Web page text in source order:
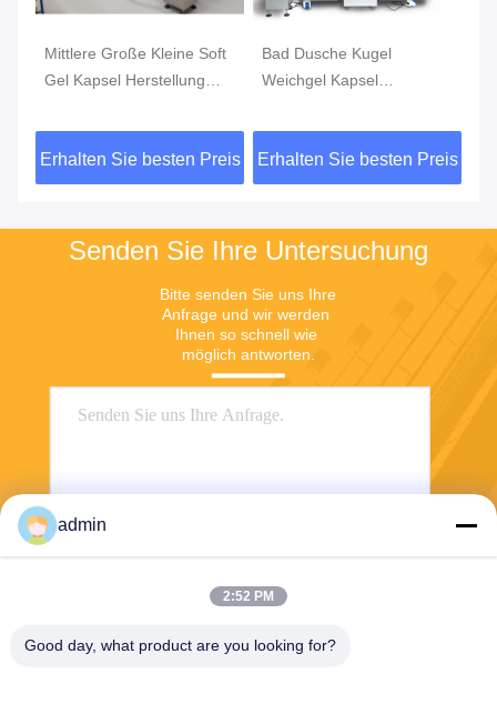
Mittlere Große Kleine Soft
Gel Kapsel Herstellung
Kosmetik
Erhalten Sie besten Preis
Bad Dusche Kugel
Weichgel Kapsel
vollautomatisch Kleines
Mittelgroßes
Erhalten Sie besten Preis
Senden Sie Ihre Untersuchung
Bitte senden Sie uns Ihre
Anfrage und wir werden
Ihnen so schnell wie
möglich antworten.
admin
2:52 PM
Good day, what product are you looking for?